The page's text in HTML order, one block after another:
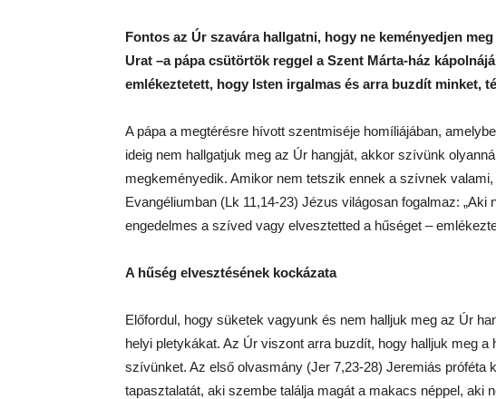
Fontos az Úr szavára hallgatni, hogy ne keményedjen
Urat –a pápa csütörtök reggel a Szent Márta-ház
emlékeztetett, hogy Isten irgalmas és arra buzdít minket,
A pápa a megtérésre hívott szentmiséje homíliájában,
ideig nem hallgatjuk meg az Úr hangját, akkor szívünk
megkeményedik. Amikor nem tetszik ennek a szívnek
Evangéliumban (Lk 11,14-23) Jézus világosan fogalmaz: „Aki
engedelmes a szíved vagy elvesztetted a hűséget –
A hűség elvesztésének kockázata
Előfordul, hogy süketek vagyunk és nem halljuk meg az Úr
helyi pletykákat. Az Úr viszont arra buzdít, hogy halljuk meg
szívünket. Az első olvasmány (Jer 7,23-28) Jeremiás próféta
tapasztalatát, aki szembe találja magát a makacs néppel, aki